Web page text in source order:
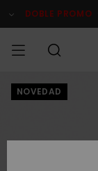
del
DOBLE PROMO -
HOMBRE
NOVEDAD